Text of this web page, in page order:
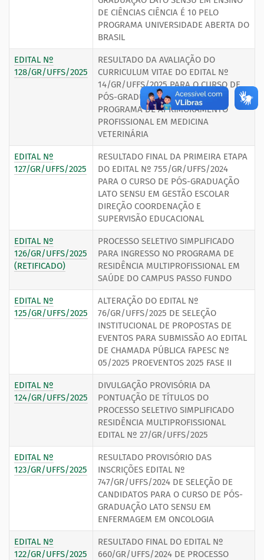
DE CIÊNCIAS CIÊNCIA É 10 PELO
PROGRAMA UNIVERSIDADE ABERTA DO
BRASIL
EDITAL Nº
128/GR/UFFS/2025
RESULTADO DA AVALIAÇÃO DO
CURRICULUM VITAE DO EDITAL Nº
14/GR/UFFS/2025 PARA O CURSO DE
PÓS-GRADUAÇÃO LATO SENSU
PROGRAMA DE APRIMORAMENTO
PROFISSIONAL EM MEDICINA
VETERINÁRIA
EDITAL Nº
127/GR/UFFS/2025
RESULTADO FINAL DA PRIMEIRA ETAPA
DO EDITAL Nº 755/GR/UFFS/2024
PARA O CURSO DE PÓS-GRADUAÇÃO
LATO SENSU EM GESTÃO ESCOLAR
DIREÇÃO COORDENAÇÃO E
SUPERVISÃO EDUCACIONAL
EDITAL Nº
126/GR/UFFS/2025
(RETIFICADO)
PROCESSO SELETIVO SIMPLIFICADO
PARA INGRESSO NO PROGRAMA DE
RESIDÊNCIA MULTIPROFISSIONAL EM
SAÚDE DO CAMPUS PASSO FUNDO
EDITAL Nº
125/GR/UFFS/2025
ALTERAÇÃO DO EDITAL Nº
76/GR/UFFS/2025 DE SELEÇÃO
INSTITUCIONAL DE PROPOSTAS DE
EVENTOS PARA SUBMISSÃO AO EDITAL
DE CHAMADA PÚBLICA FAPESC Nº
05/2025 PROEVENTOS 2025 FASE II
EDITAL Nº
124/GR/UFFS/2025
DIVULGAÇÃO PROVISÓRIA DA
PONTUAÇÃO DE TÍTULOS DO
PROCESSO SELETIVO SIMPLIFICADO
RESIDÊNCIA MULTIPROFISSIONAL
EDITAL Nº 27/GR/UFFS/2025
EDITAL Nº
123/GR/UFFS/2025
RESULTADO PROVISÓRIO DAS
INSCRIÇÕES EDITAL Nº
747/GR/UFFS/2024 DE SELEÇÃO DE
CANDIDATOS PARA O CURSO DE PÓS-
GRADUAÇÃO LATO SENSU EM
ENFERMAGEM EM ONCOLOGIA
EDITAL Nº
122/GR/UFFS/2025
RESULTADO FINAL DO EDITAL Nº
660/GR/UFFS/2024 DE PROCESSO